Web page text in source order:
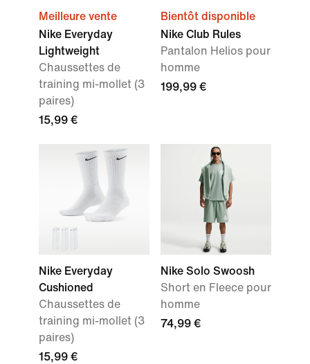
Meilleure vente
Nike Everyday
Lightweight
Chaussettes de
training mi-mollet (3
paires)
15,99 €
Bientôt disponible
Nike Club Rules
Pantalon Helios pour
homme
199,99 €
Nike Everyday
Cushioned
Chaussettes de
training mi-mollet (3
paires)
15,99 €
Nike Solo Swoosh
Short en Fleece pour
homme
74,99 €